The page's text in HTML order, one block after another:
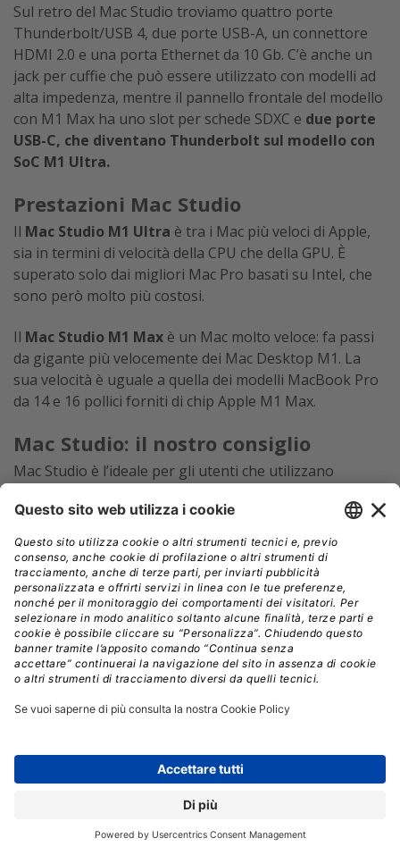
Sul retro del Mac Studio troviamo quattro porte
Thunderbolt/USB 4, due porte USB-A, un connettore
HDMI 2.0 e una porta Ethernet da 10 Gb. C’è anche un
jack per cuffie che può essere utilizzato con modelli ad
alta impedenza, mentre il pannello frontale del modello
con M1 Max ha uno slot per schede SDXC e due porte
USB-C, che diventano Thunderbolt sul modello con
SoC M1 Ultra.
Prestazioni Mac Studio
Il Mac Studio M1 Ultra è tra i Mac più veloci di Apple,
sia in termini di velocità della CPU che della GPU. È
superato solo dai migliori Mac Pro basati su Intel, che
sono però molto più costosi.
Il Mac Studio M1 Max è un Mac molto veloce: fa passi
da gigante più velocemente dei Mac Desktop M1. La
sua velocità è uguale a quella dei modelli MacBook Pro
da 14 e 16 pollici forniti di chip Apple M1 Max.
Mac Studio: il nostro consiglio
Mac Studio è l’ideale per gli utenti che utilizzano
come produzione multimediale, sviluppo software,
software grafico e altro. Tuttavia, il Mac Studio si basa
unicamente su connettori esterni per l’espandibilità. Se
si desidera un Mac di livello professionale con la
possibilità di scambiare schede di espansione,
aggiornare i componenti e altre funzionalità simili a
quelle di Mac Pro, bisognerà aspettare fino a quando
Apple non presenterà il suo Mac Pro Apple basato su
SoC Apple Silicon (cosa che potrebbe accadere durante
la Worldwide Developers Conference).
Mac Pro